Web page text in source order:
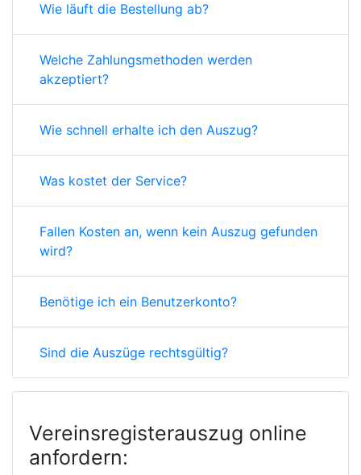
Wie läuft die Bestellung ab?
Welche Zahlungsmethoden werden
akzeptiert?
Wie schnell erhalte ich den Auszug?
Was kostet der Service?
Fallen Kosten an, wenn kein Auszug gefunden
wird?
Benötige ich ein Benutzerkonto?
Sind die Auszüge rechtsgültig?
Vereinsregisterauszug online
anfordern: